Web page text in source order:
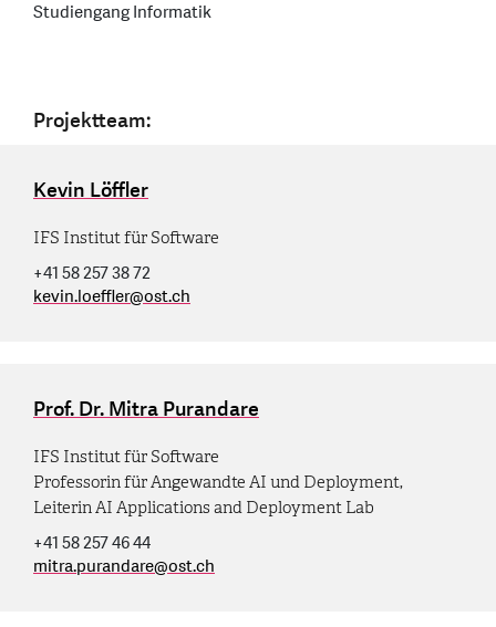
Studiengang Informatik
Projektteam:
Kevin Löffler
IFS Institut für Software
+41 58 257 38 72
kevin.loeffler@ost.ch
Prof. Dr. Mitra Purandare
IFS Institut für Software
Professorin für Angewandte AI und Deployment,
Leiterin AI Applications and Deployment Lab
+41 58 257 46 44
mitra.purandare@ost.ch